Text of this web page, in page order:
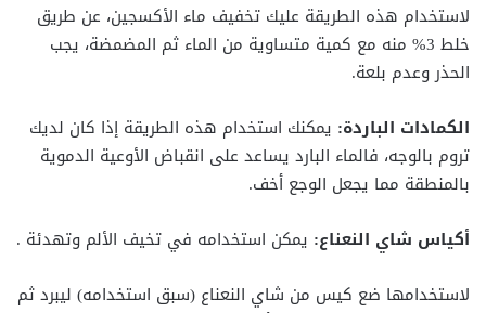
لاستخدام هذه الطريقة عليك تخفيف ماء الأكسجين، عن طريق
خلط 3% منه مع كمية متساوية من الماء ثم المضمضة، يجب
الحذر وعدم بلعة.
الكمادات الباردة: يمكنك استخدام هذه الطريقة إذا كان لديك
تروم بالوجه، فالماء البارد يساعد على انقباض الأوعية الدموية
بالمنطقة مما يجعل الوجع أخف.
أكياس شاي النعناع: يمكن استخدامه في تخيف الألم وتهدئة .
لاستخدامها ضع كيس من شاي النعناع (سبق استخدامه) ليبرد ثم